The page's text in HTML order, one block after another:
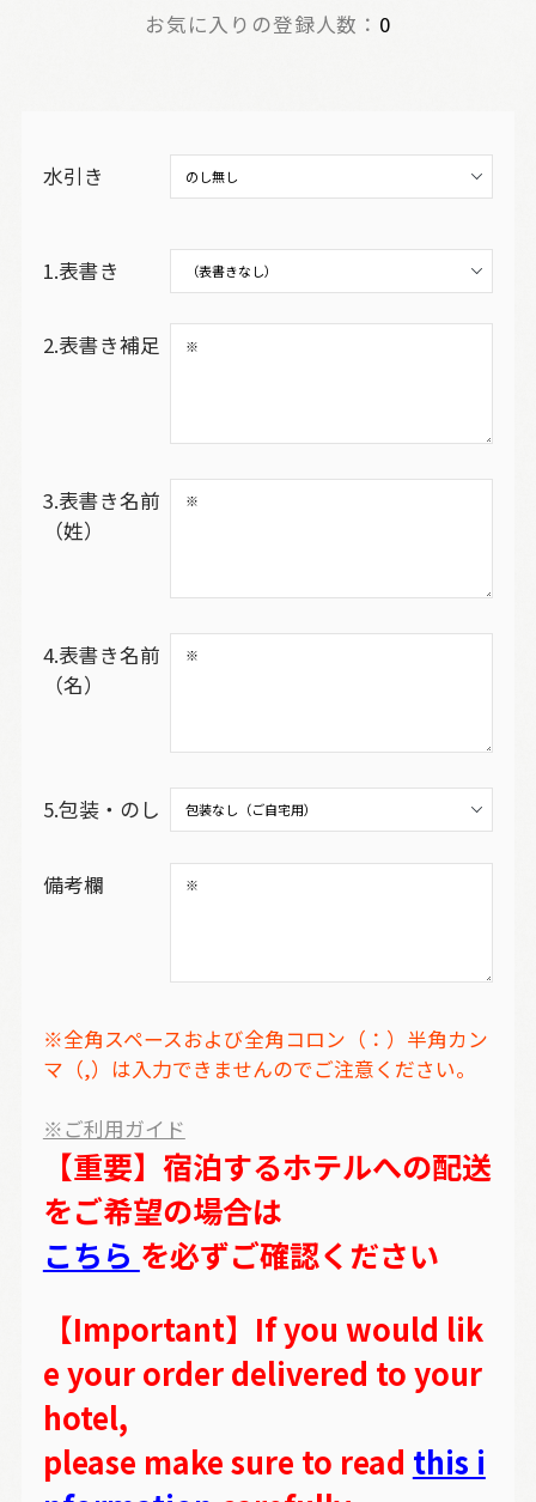
お気に入りの登録人数： 0
水引き
1.表書き
2.表書き補足
3.表書き名前
（姓）
4.表書き名前
（名）
5.包装・のし
備考欄
※全角スペースおよび全角コロン（：）半角カン
マ（,）は入力できませんのでご注意ください。
※ご利用ガイド
【重要】宿泊するホテルへの配送
をご希望の場合は
こちら を必ずご確認ください
【Important】If you would lik
e your order delivered to your
hotel,
please make sure to read this i